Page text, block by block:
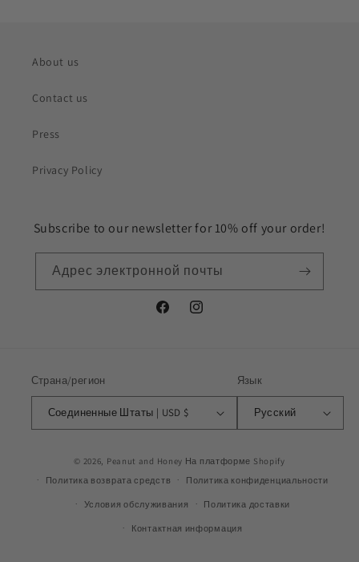
About us
Contact us
Press
Privacy Policy
Subscribe to our newsletter for 10% off your order!
Адрес электронной почты
FacebookInstagram
Страна/регион
Соединенные Штаты | USD $
Язык
Русский
© 2026, Peanut and Honey На платформе Shopify
Политика возврата средств
Политика конфиденциальности
Условия обслуживания Политика доставки
Контактная информация